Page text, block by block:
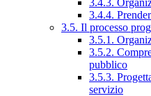
3.4.4.
3.5. Il processo
3.5.1.
3.5.2.
pubblico
3.5.3.
servizio